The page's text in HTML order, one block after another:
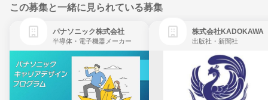
この募集と一緒に見られている募集
パナソニック株式会社
半導体・電子機器メーカー
株式会社KADOKAWA
出版社・新聞社